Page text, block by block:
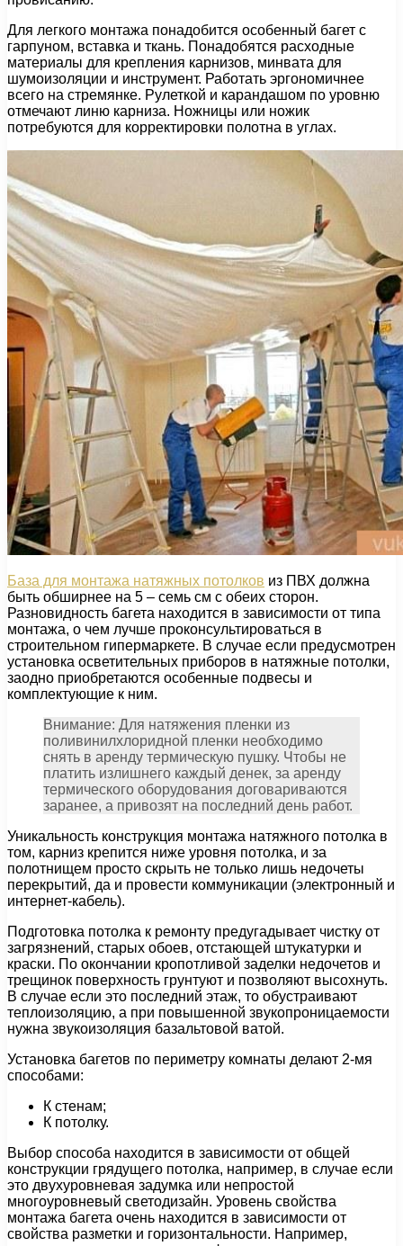
Для легкого монтажа понадобится особенный багет с
гарпуном, вставка и ткань. Понадобятся расходные
материалы для крепления карнизов, минвата для
шумоизоляции и инструмент. Работать эргономичнее
всего на стремянке. Рулеткой и карандашом по уровню
отмечают линю карниза. Ножницы или ножик
потребуются для корректировки полотна в углах.
База для монтажа натяжных потолков из ПВХ должна
быть обширнее на 5 – семь см с обеих сторон.
Разновидность багета находится в зависимости от типа
монтажа, о чем лучше проконсультироваться в
строительном гипермаркете. В случае если предусмотрен
установка осветительных приборов в натяжные потолки,
заодно приобретаются особенные подвесы и
комплектующие к ним.
Внимание: Для натяжения пленки из
поливинилхлоридной пленки необходимо
снять в аренду термическую пушку. Чтобы не
платить излишнего каждый денек, за аренду
термического оборудования договариваются
заранее, а привозят на последний день работ.
Уникальность конструкция монтажа натяжного потолка в
том, карниз крепится ниже уровня потолка, и за
полотнищем просто скрыть не только лишь недочеты
перекрытий, да и провести коммуникации (электронный и
интернет-кабель).
Подготовка потолка к ремонту предугадывает чистку от
загрязнений, старых обоев, отстающей штукатурки и
краски. По окончании кропотливой заделки недочетов и
трещинок поверхность грунтуют и позволяют высохнуть.
В случае если это последний этаж, то обустраивают
теплоизоляцию, а при повышенной звукопроницаемости
нужна звукоизоляция базальтовой ватой.
Установка багетов по периметру комнаты делают 2-мя
способами:
К стенам;
К потолку.
Выбор способа находится в зависимости от общей
конструкции грядущего потолка, например, в случае если
это двухуровневая задумка или непростой
многоуровневый светодизайн. Уровень свойства
монтажа багета очень находится в зависимости от
свойства разметки и горизонтальности. Например,